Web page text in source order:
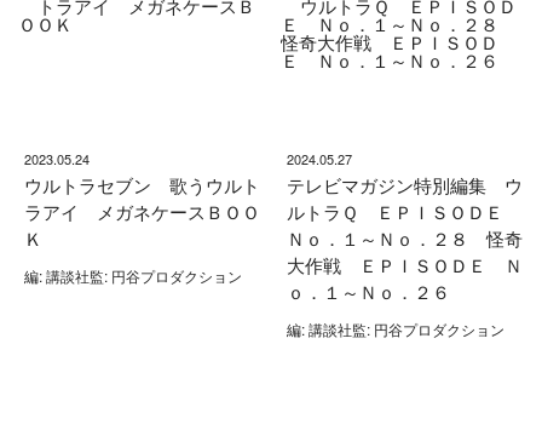
2023.05.24
ウルトラセブン 歌うウルト
ラアイ メガネケースＢＯＯ
Ｋ
編: 講談社監: 円谷プロダクション
2024.05.27
テレビマガジン特別編集 ウ
ルトラＱ ＥＰＩＳＯＤＥ
Ｎｏ．１～Ｎｏ．２８ 怪奇
大作戦 ＥＰＩＳＯＤＥ Ｎ
ｏ．１～Ｎｏ．２６
編: 講談社監: 円谷プロダクション